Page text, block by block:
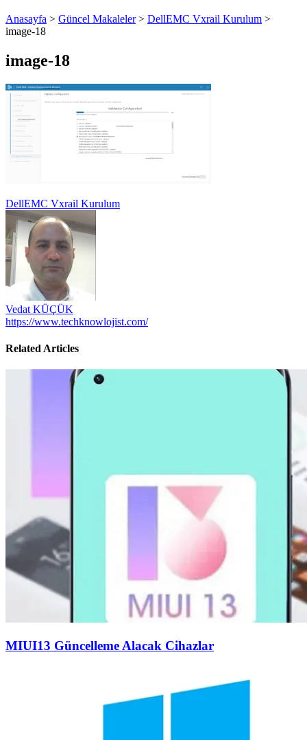
Anasayfa > Güncel Makaleler> DellEMC Vxrail Kurulum >
image-18
image-18
Yazı
gezinmesi
DellEMC Vxrail Kurulum
Vedat KÜÇÜK
https://www.techknowlojist.com/
Related Articles
MIUI13 Güncelleme Alacak Cihazlar